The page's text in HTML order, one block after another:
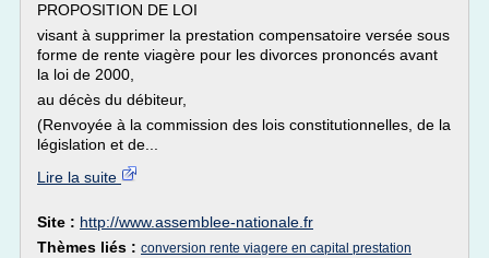
PROPOSITION DE LOI
visant à supprimer la prestation compensatoire versée sous
forme de rente viagère pour les divorces prononcés avant
la loi de 2000,
au décès du débiteur,
(Renvoyée à la commission des lois constitutionnelles, de la
législation et de...
Lire la suite
Site : http://www.assemblee-nationale.fr
Thèmes liés : conversion rente viagere en capital prestation